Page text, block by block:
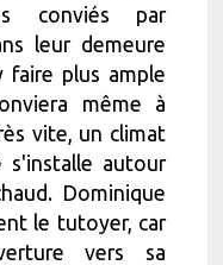
conviés par
leur demeure
plus ample
même à
vite, un climat
s'installe autour
Dominique
le tutoyer, car
vers sa